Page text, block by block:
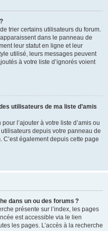
trier certains utilisateurs du forum.
dans le panneau de
leur statut en ligne et leur
utilisé, leurs messages peuvent
à votre liste d’ignorés voient
utilisateurs de ma liste d’amis
l’ajouter à votre liste d’amis ou
depuis votre panneau de
également depuis cette page
dans un ou des forums ?
présente sur l’index, les pages
est accessible via le lien
les pages. L’accès à la recherche